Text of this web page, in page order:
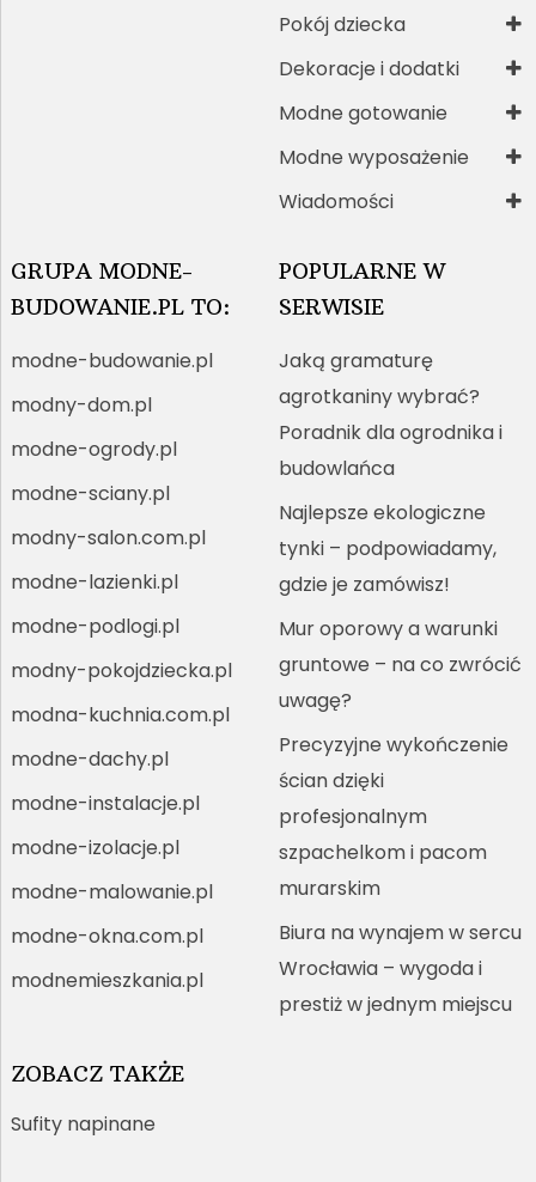
Pokój dziecka
Dekoracje i dodatki
Modne gotowanie
Modne wyposażenie
Wiadomości
GRUPA MODNE-
BUDOWANIE.PL TO:
modne-budowanie.pl
modny-dom.pl
modne-ogrody.pl
modne-sciany.pl
modny-salon.com.pl
modne-lazienki.pl
modne-podlogi.pl
modny-pokojdziecka.pl
modna-kuchnia.com.pl
modne-dachy.pl
modne-instalacje.pl
modne-izolacje.pl
modne-malowanie.pl
modne-okna.com.pl
modnemieszkania.pl
POPULARNE W
SERWISIE
Jaką gramaturę
agrotkaniny wybrać?
Poradnik dla ogrodnika i
budowlańca
Najlepsze ekologiczne
tynki – podpowiadamy,
gdzie je zamówisz!
Mur oporowy a warunki
gruntowe – na co zwrócić
uwagę?
Precyzyjne wykończenie
ścian dzięki
profesjonalnym
szpachelkom i pacom
murarskim
Biura na wynajem w sercu
Wrocławia – wygoda i
prestiż w jednym miejscu
ZOBACZ TAKŻE
Sufity napinane